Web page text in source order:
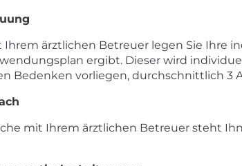
ärztlichen Betreuer legen Sie Ihre
ergibt. Dieser wird
Bedenken vorliegen, durchschnittlich 3
mit Ihrem ärztlichen Betreuer steht